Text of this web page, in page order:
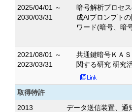
2025/04/01 ～
2030/03/31
暗号解析プロセ
成AIプロンプト
ワード(暗号、暗
2021/08/01 ～
2023/03/31
共通鍵暗号ＫＡ
関する研究 研究
取得特許
2013
データ送信装置、通